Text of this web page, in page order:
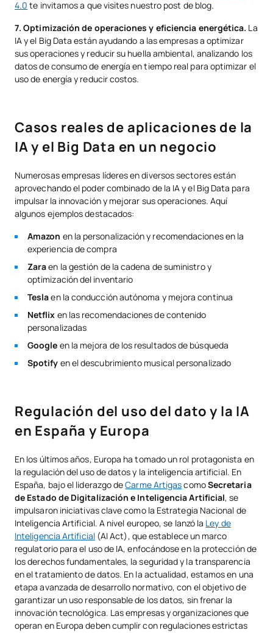
4.0 te invitamos a que visites nuestro post de blog.
7. Optimización de operaciones y eficiencia energética. La
IA y el Big Data están ayudando a las empresas a optimizar
sus operaciones y reducir su huella ambiental, analizando los
datos de consumo de energía en tiempo real para optimizar el
uso de energía y reducir costos.
Casos reales de aplicaciones de la
IA y el Big Data en un negocio
Numerosas empresas líderes en diversos sectores están
aprovechando el poder combinado de la IA y el Big Data para
impulsar la innovación y mejorar sus operaciones. Aquí
algunos ejemplos destacados:
Amazon en la personalización y recomendaciones en la
experiencia de compra
Zaraen la gestión de la cadena de suministro y
optimización del inventario
Teslaen la conducción autónoma y mejora continua
Netflix en las recomendaciones de contenido
personalizadas
Google en la mejora de los resultados de búsqueda
Spotify en el descubrimiento musical personalizado
Regulación del uso del dato y la IA
en España y Europa
En los últimos años, Europa ha tomado un rol protagonista en
la regulación del uso de datos y la inteligencia artificial. En
España, bajo el liderazgo deCarme ArtigascomoSecretaria
de Estado de Digitalización e Inteligencia Artificial, se
impulsaron iniciativas clave como la Estrategia Nacional de
Inteligencia Artificial. A nivel europeo, se lanzó la Ley de
Inteligencia Artificial(AI Act), que establece un marco
regulatorio para el uso de IA, enfocándose en la protección de
los derechos fundamentales, la seguridad y la transparencia
en el tratamiento de datos. En la actualidad, estamos en una
etapa avanzada de desarrollo normativo, con el objetivo de
garantizar un uso responsable de los datos, sin frenar la
innovación tecnológica. Las empresas y organizaciones que
operan en Europa deben cumplir con regulaciones estrictas